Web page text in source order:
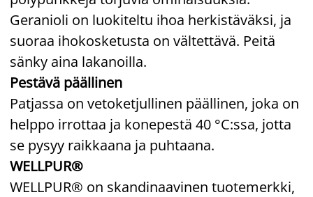
Geranioli on luokiteltu ihoa herkistäväksi, ja
suoraa ihokosketusta on vältettävä. Peitä
sänky aina lakanoilla.
Pestävä päällinen
Patjassa on vetoketjullinen päällinen, joka on
helppo irrottaa ja konepestä 40 °C:ssa, jotta
se pysyy raikkaana ja puhtaana.
WELLPUR®
WELLPUR® on skandinaavinen tuotemerkki,